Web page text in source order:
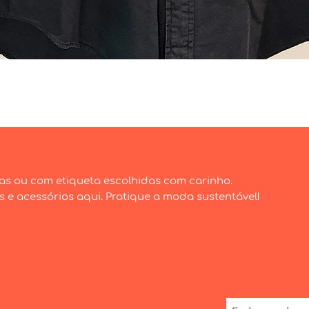
ou com etiqueta escolhidas com carinho.
e acessórios aqui. Pratique a moda sustentável!